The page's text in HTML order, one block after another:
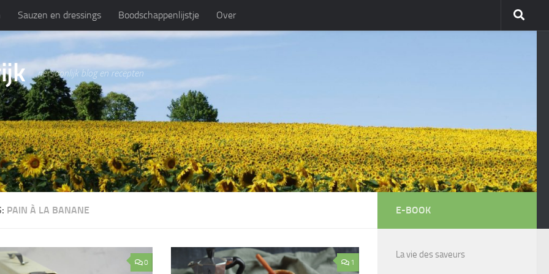
Sauzen en dressings Boodschappenlijstje Over
persoonlijk blog en recepten
PAIN À LA BANANE
0 1
E-BOOK
La vie des saveurs